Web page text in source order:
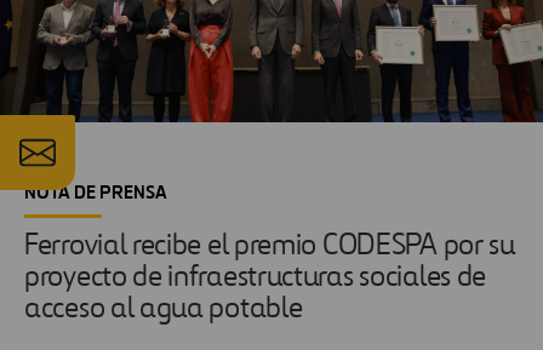
NOTA DE PRENSA
Ferrovial recibe el premio CODESPA por su
proyecto de infraestructuras sociales de
acceso al agua potable